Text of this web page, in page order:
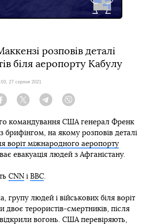
розповів деталі
біля аеропорту Кабулу
27 серпня 2021
Facebook Twitter Telegram
командування США генерал Френк
брифінгом, на якому розповів деталі
воріт міжнародного аеропорту
евакуація людей з Афганістану.
CNN і BBC.
групу людей і військових біля воріт
двоє терористів-смертників, після
вогонь. США перевіряють,